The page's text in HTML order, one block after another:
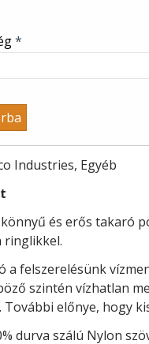
*
Industries, Egyéb
és erős takaró
ringlikkel.
a felszerelésünk
szintén vízhatlan
További előnye, hogy
durva szálú Nylon